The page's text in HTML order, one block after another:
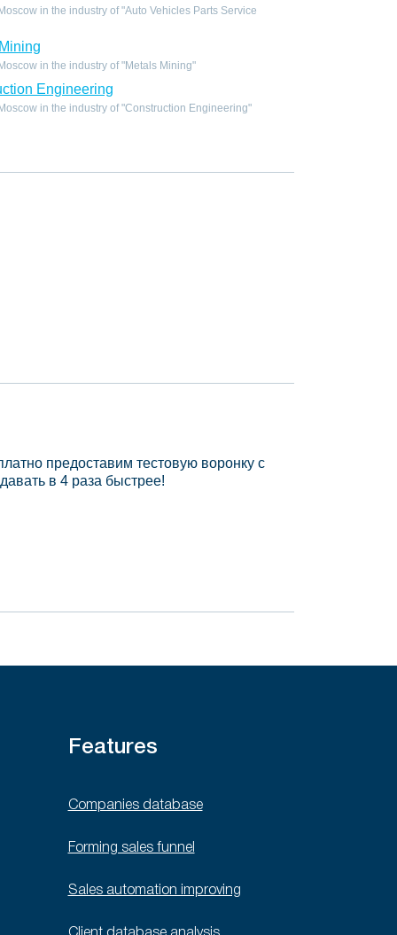
in the industry of "Auto Vehicles Parts Service
in the industry of "Metals Mining"
Engineering
in the industry of "Construction Engineering"
предоставим тестовую воронку с
в 4 раза быстрее!
Features
Companies database
Forming sales funnel
Sales automation improving